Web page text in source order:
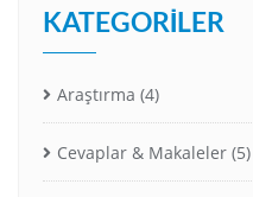
KATEGORILER
Araştırma (4)
Cevaplar & Makaleler (5)